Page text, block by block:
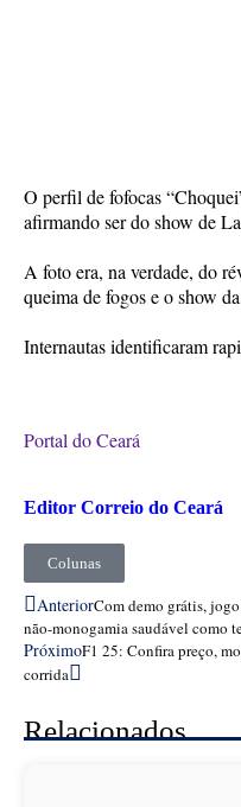
O perfil de fofocas
afirmando ser do show de
A foto era, na verdade, do
queima de fogos e o show
Internautas identificaram
Portal do Ceará
Editor Correio do Ceará
Colunas
AnteriorCom demo grátis,
não-monogamia saudável como
PróximoF1 25: Confira preço,
corrida
Relacionados